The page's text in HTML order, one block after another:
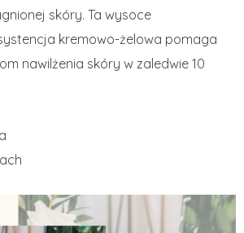
skóry. Ta wysoce
kremowo-żelowa pomaga
nawilżenia skóry w zaledwie 10